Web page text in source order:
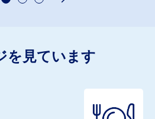
を見ています